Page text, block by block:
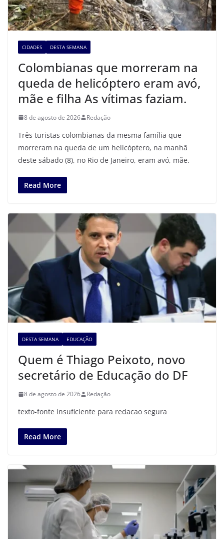
CIDADES DESTA SEMANA
Colombianas que morreram na
queda de helicóptero eram avó,
mãe e filha As vítimas faziam.
8 de agosto de 2026 Redação
Três turistas colombianas da mesma família que
morreram na queda de um helicóptero, na manhã
deste sábado (8), no Rio de Janeiro, eram avó, mãe.
Read More
DESTA SEMANA EDUCAÇÃO
Quem é Thiago Peixoto, novo
secretário de Educação do DF
8 de agosto de 2026 Redação
texto-fonte insuficiente para redacao segura
Read More